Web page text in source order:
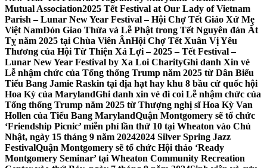
Mutual Association2025 Tết Festival at Our Lady of Vietnam
Parish – Lunar New Year Festival – Hội Chợ Tết Giáo Xứ Mẹ
Việt NamĐón Giao Thừa và Lễ Phật trong Tết Nguyên đán Ất
Tỵ năm 2025 tại Chùa Viên ÂnHội Chợ Tết Xuân Vị Yêu
Thương của Hội Từ Thiện Xá Lợi – 2025 – Tết Festival –
Lunar New Year Festival by Xa Loi CharityGhi danh Xin vé
Lễ nhậm chức của Tổng thống Trump năm 2025 từ Dân Biểu
Tiểu Bang Jamie Raskin tại địa hạt hay khu 8 bầu cử quốc hội
Hoa Kỳ của MarylandGhi danh xin vé đi coi Lễ nhậm chức của
Tổng thống Trump năm 2025 từ Thượng nghị sĩ Hoa Kỳ Van
Hollen của Tiểu Bang MarylandQuận Montgomery sẽ tổ chức
‘Friendship Picnic’ miễn phí lần thứ 10 tại Wheaton vào Chủ
Nhật, ngày 15 tháng 9 năm 20242024 Silver Spring Jazz
FestivalQuận Montgomery sẽ tổ chức Hội thảo ‘Ready
Montgomery Seminar’ tại Wheaton Community Recreation